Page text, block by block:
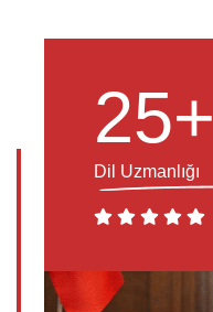
25+
Dil Uzmanlığı